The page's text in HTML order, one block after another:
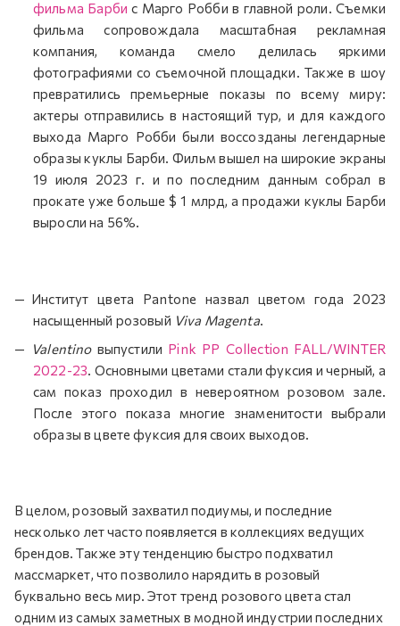
фильма Барби с Марго Робби в главной роли. Съемки
фильма сопровождала масштабная рекламная
компания, команда смело делилась яркими
фотографиями со съемочной площадки. Также в шоу
превратились премьерные показы по всему миру:
актеры отправились в настоящий тур, и для каждого
выхода Марго Робби были воссозданы легендарные
образы куклы Барби. Фильм вышел на широкие экраны
19 июля 2023 г. и по последним данным собрал в
прокате уже больше $ 1 млрд, а продажи куклы Барби
выросли на 56%.
Институт цвета Pantone назвал цветом года 2023
насыщенный розовый Viva Magenta.
Valentinoвыпустили Pink PP Collection FALL/WINTER
2022-23. Основными цветами стали фуксия и черный, а
сам показ проходил в невероятном розовом зале.
После этого показа многие знаменитости выбрали
образы в цвете фуксия для своих выходов.
В целом, розовый захватил подиумы, и последние
несколько лет часто появляется в коллекциях ведущих
брендов. Также эту тенденцию быстро подхватил
массмаркет, что позволило нарядить в розовый
буквально весь мир. Этот тренд розового цвета стал
одним из самых заметных в модной индустрии последних